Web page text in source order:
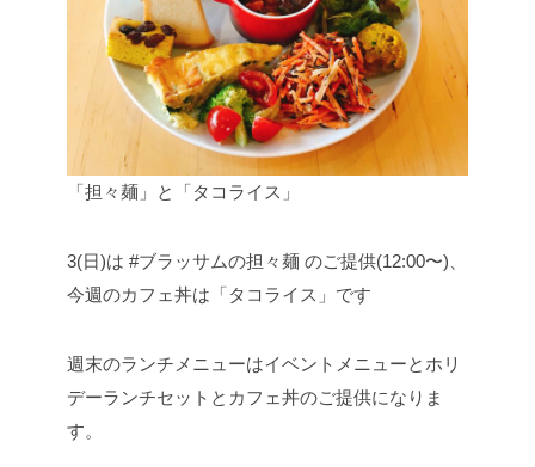
「担々麺」と「タコライス」
3(日)は #ブラッサムの担々麺 のご提供(12:00〜)、
今週のカフェ丼は「タコライス」です
週末のランチメニューはイベントメニューとホリ
デーランチセットとカフェ丼のご提供になりま
す。